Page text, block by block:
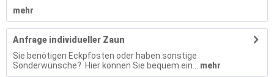
mehr
Anfrage individueller Zaun
Sie benötigen Eckpfosten oder haben sonstige
Sonderwünsche? Hier können Sie bequem ein...
mehr